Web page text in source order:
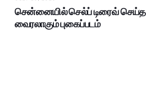
சென்னையில் செல்ப் டிரைவ் செய்த
வைரலாகும் புகைப்படம்